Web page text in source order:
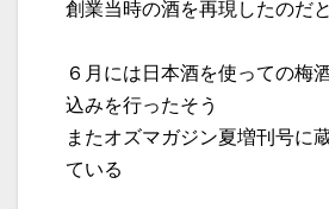
創業当時の酒を再現したのだ
６月には日本酒を使っての梅
込みを行ったそう
またオズマガジン夏増刊号に
ている